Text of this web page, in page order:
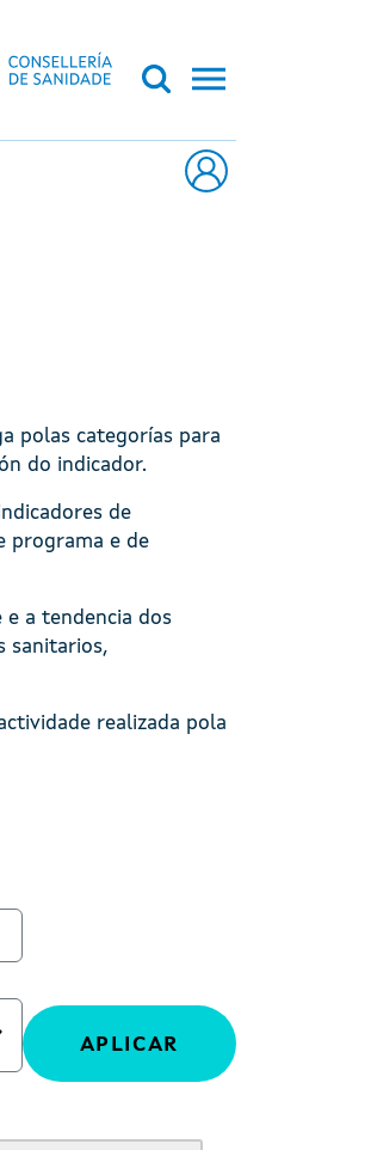
GALICIA
polas categorías para
do indicador.
de
programa e de
a tendencia dos
sanitarios,
realizada pola